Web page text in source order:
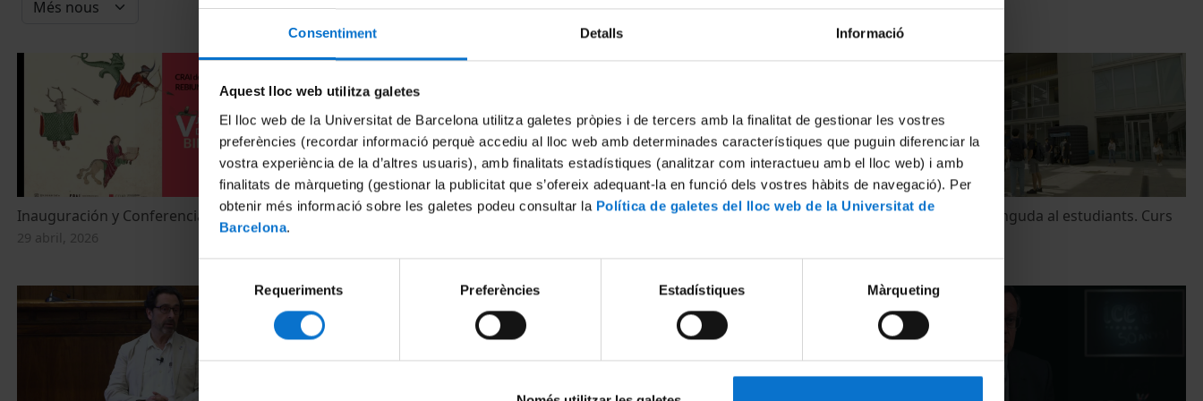
Consentiment Detalls Informació
Aquest lloc web utilitza galetes
El lloc web de la Universitat de Barcelona utilitza galetes pròpies i de tercers amb la finalitat de gestionar les vostres
preferències (recordar informació perquè accediu al lloc web amb determinades característiques que puguin diferenciar la
vostra experiència de la d’altres usuaris), amb finalitats estadístiques (analitzar com interactueu amb el lloc web) i amb
finalitats de màrqueting (gestionar la publicitat que s’ofereix adequant-la en funció dels vostres hàbits de navegació). Per
obtenir més informació sobre les galetes podeu consultar la Política de galetes del lloc web de la Universitat de
Barcelona.
de
consentiment
Requeriments Preferències Estadístiques Màrqueting
Inauguración y Conferencia: Pedro Rueda
29 abril, 2026
Marc Institucional de la Universitat en
27 febrer, 2026
Sessió de Benvinguda: La IAG a la
27 febrer, 2026
Acció de benvinguda al estudiants. Curs
6 octubre, 2023